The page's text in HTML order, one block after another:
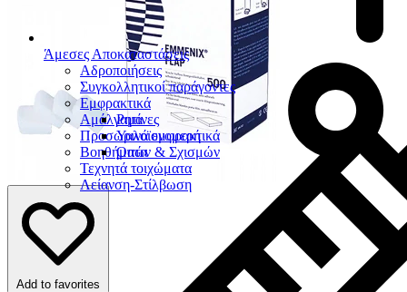
Άμεσες Αποκαταστάσεις
Αδροποιήσεις
Συγκολλητικοί παράγοντες
Εμφρακτικά
Ρητίνες
Υαλοϊονομερή
Οπών & Σχισμών
Αμάλγαμα
Προσωρινά εμφρακτικά
Βοηθήματα
Τεχνητά τοιχώματα
Λείανση-Στίλβωση
Add to favorites